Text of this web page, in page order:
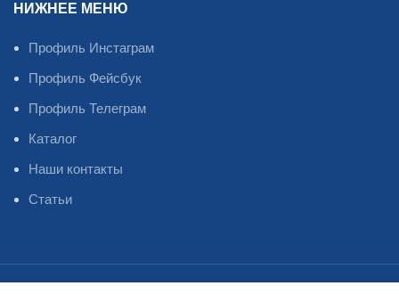
НИЖНЕЕ МЕНЮ
Профиль Инстаграм
Профиль Фейсбук
Профиль Телеграм
Каталог
Наши контакты
Статьи